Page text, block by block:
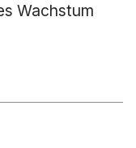
Wachstum